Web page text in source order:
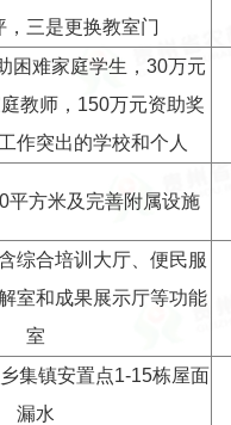
，三是更换教室门
困难家庭学生，30万元
教师，150万元资助奖
作突出的学校和个人
平方米及完善附属设施
综合培训大厅、便民服
室和成果展示厅等功能
室
集镇安置点1-15栋屋面
漏水